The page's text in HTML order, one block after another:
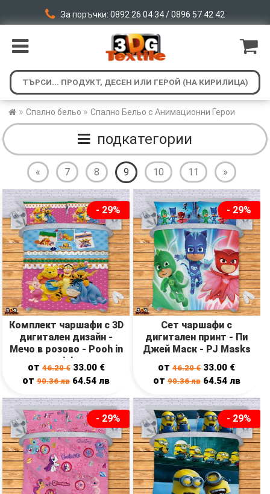
За поръчки: 0892 26 04 34 / 0896 57 42 42
» Спално бельо » Спално Бельо с Анимационни Герои
подкатегории
« 7 8 9 10 11 »
- 29%
Комплект чаршафи с 3D
дигитален дизайн -
Мечо в розово - Pooh in
pink
от46.20€ 33.00 €
от90.36лв 64.54лв
- 29%
Сет чаршафи с
дигитален принт - Пи
Джей Маск - PJ Masks
от46.20€ 33.00 €
от 90.36лв 64.54 лв
- 29% - 29%